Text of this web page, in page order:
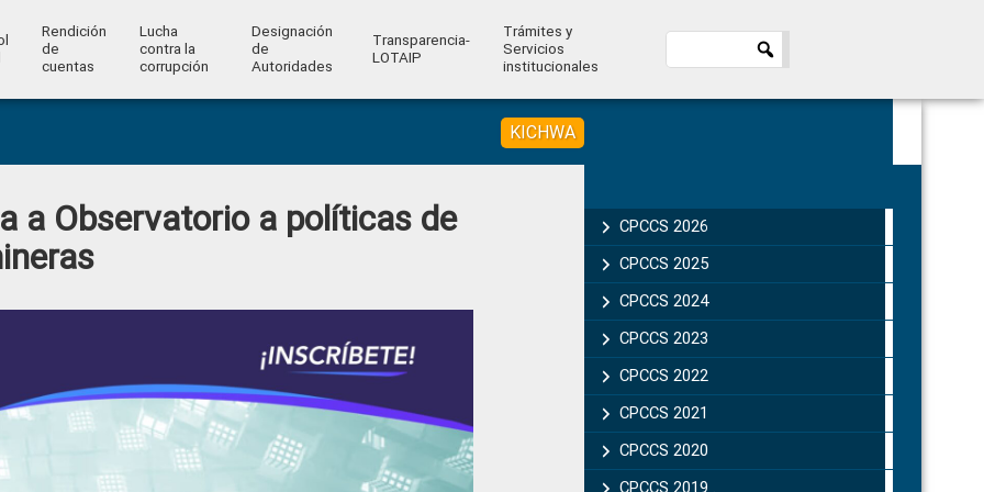
Rendición
de
cuentas
Lucha
contra la
corrupción
Designación
de
Autoridades
Transparencia-
LOTAIP
Trámites y
Servicios
institucionales
KICHWA
a Observatorio a políticas de
Sidebar
CPCCS 2026
CPCCS 2025
CPCCS 2024
CPCCS 2023
CPCCS 2022
CPCCS 2021
CPCCS 2020
CPCCS 2019 .